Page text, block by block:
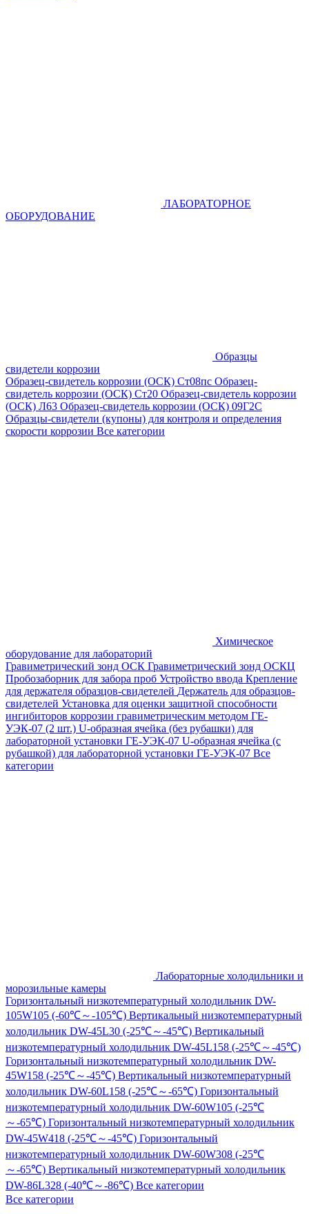
ЛАБОРАТОРНОЕ
ОБОРУДОВАНИЕ
Образцы
свидетели коррозии
Образец-свидетель коррозии (ОСК) Ст08пс Образец-
свидетель коррозии (ОСК) Ст20 Образец-свидетель коррозии
(ОСК) Л63 Образец-свидетель коррозии (ОСК) 09Г2С
Образцы-свидетели (купоны) для контроля и определения
скорости коррозии Все категории
Химическое
оборудование для лабораторий
Гравиметрический зонд ОСК Гравиметрический зонд ОСКЦ
Пробозаборник для забора проб Устройство ввода Крепление
для держателя образцов-свидетелей Держатель для образцов-
свидетелей Установка для оценки защитной способности
ингибиторов коррозии гравиметрическим методом ГЕ-
УЭК-07 (2 шт.) U-образная ячейка (без рубашки) для
лабораторной установки ГЕ-УЭК-07 U-образная ячейка (с
рубашкой) для лабораторной установки ГЕ-УЭК-07 Все
категории
Лабораторные холодильники и
морозильные камеры
Горизонтальный низкотемпературный холодильник DW-
105W105 (-60℃～-105℃) Вертикальный низкотемпературный
холодильник DW-45L30 (-25℃～-45℃) Вертикальный
низкотемпературный холодильник DW-45L158 (-25℃～-45℃)
Горизонтальный низкотемпературный холодильник DW-
45W158 (-25℃～-45℃) Вертикальный низкотемпературный
холодильник DW-60L158 (-25℃～-65℃) Горизонтальный
низкотемпературный холодильник DW-60W105 (-25℃
～-65℃) Горизонтальный низкотемпературный холодильник
DW-45W418 (-25℃～-45℃) Горизонтальный
низкотемпературный холодильник DW-60W308 (-25℃
～-65℃) Вертикальный низкотемпературный холодильник
DW-86L328 (-40℃～-86℃) Все категории
Все категории